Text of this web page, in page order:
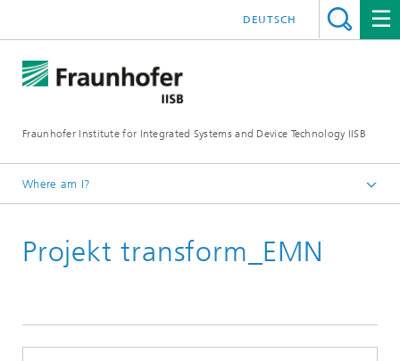
Fraunhofer Institute for Integrated Systems and Device Technology IISB
DEUTSCH
Where am I?
Projekt transform_EMN